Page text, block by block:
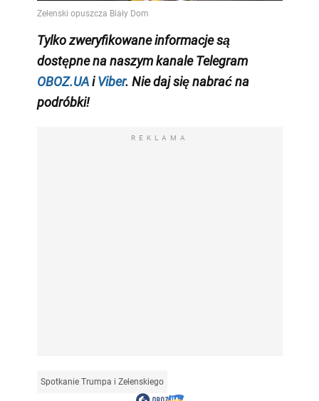
Tylko zweryfikowane informacje są
dostępne na naszym kanale Telegram
OBOZ.UA iViber. Nie daj się nabrać na
podróbki!
REKLAMA
Spotkanie Trumpa i Zełenskiego